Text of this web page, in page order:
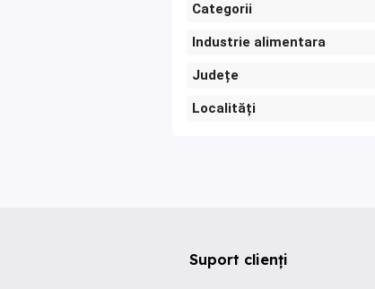
Categorii
Industrie alimentara
Județe
Localități
Suport clienți